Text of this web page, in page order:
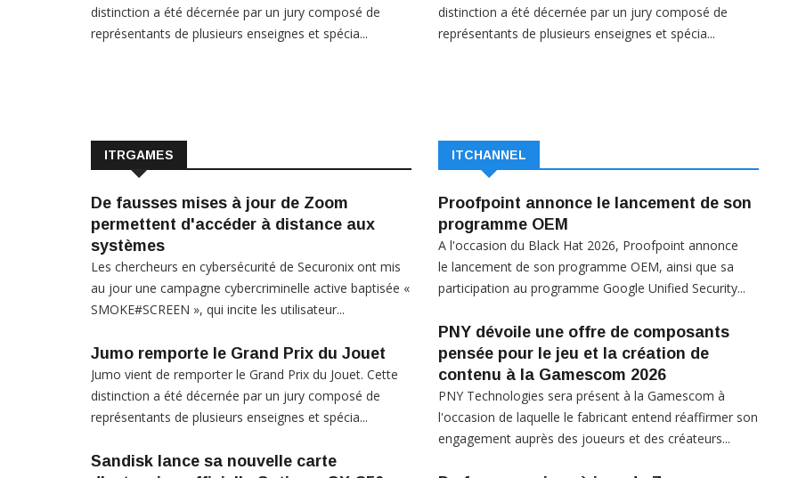
distinction a été décernée par un jury composé de
représentants de plusieurs enseignes et spécia...
distinction a été décernée par un jury composé de
représentants de plusieurs enseignes et spécia...
ITRGAMES
De fausses mises à jour de Zoom
permettent d'accéder à distance aux
systèmes
Les chercheurs en cybersécurité de Securonix ont mis
au jour une campagne cybercriminelle active baptisée «
SMOKE#SCREEN », qui incite les utilisateur...
Jumo remporte le Grand Prix du Jouet
Jumo vient de remporter le Grand Prix du Jouet. Cette
distinction a été décernée par un jury composé de
représentants de plusieurs enseignes et spécia...
Sandisk lance sa nouvelle carte
ITCHANNEL
Proofpoint annonce le lancement de son
programme OEM
A l'occasion du Black Hat 2026, Proofpoint annonce
le lancement de son programme OEM, ainsi que sa
participation au programme Google Unified Security...
PNY dévoile une offre de composants
pensée pour le jeu et la création de
contenu à la Gamescom 2026
PNY Technologies sera présent à la Gamescom à
l'occasion de laquelle le fabricant entend réaffirmer son
engagement auprès des joueurs et des créateurs...